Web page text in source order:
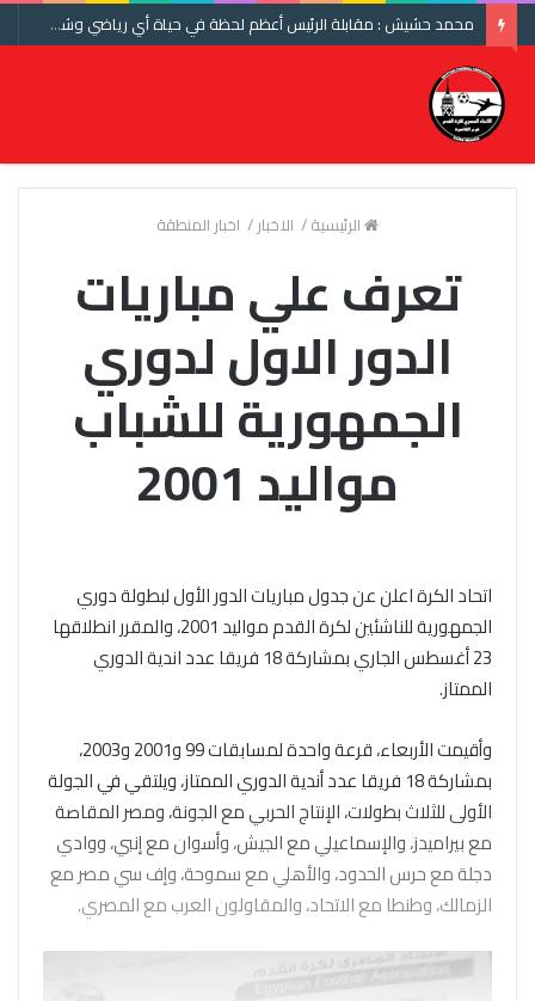
محمد حشيش : مقابلة الرئيس أعظم لحظة في حياة أي رياضي وشكرا اتحاد الكرة ومنتخب مصر
الرئيسية/ الاخبار/ اخبار المنطقة
تعرف علي مباريات
الدور الاول لدوري
الجمهورية للشباب
مواليد 2001
اتحاد الكرة اعلن عن جدول مباريات الدور الأول لبطولة دوري
الجمهورية للناشئين لكرة القدم مواليد 2001، والمقرر انطلاقها
23 أغسطس الجاري بمشاركة 18 فريقا عدد اندية الدوري
الممتاز.
وأقيمت الأربعاء، قرعة واحدة لمسابقات 99 و2001 و2003،
بمشاركة 18 فريقا عدد أندية الدوري الممتاز، ويلتقي في الجولة
الأولى للثلاث بطولات، الإنتاج الحربي مع الجونة، ومصر المقاصة
مع بيراميدز، والإسماعيلي مع الجيش، وأسوان مع إنبي، ووادي
دجلة مع حرس الحدود، والأهلي مع سموحة، وإف سي مصر مع
الزمالك، وطنطا مع الاتحاد، والمقاولون العرب مع المصري.